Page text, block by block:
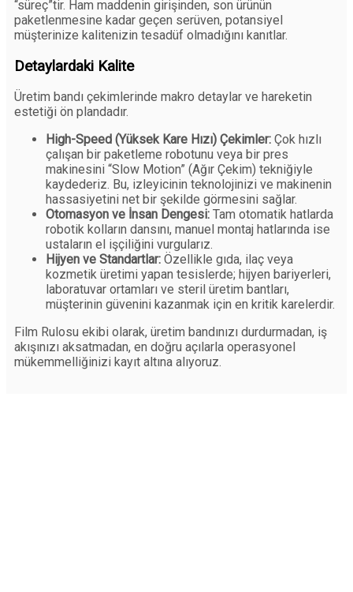
“süreç”tir. Ham maddenin girişinden, son ürünün
paketlenmesine kadar geçen serüven, potansiyel
müşterinize kalitenizin tesadüf olmadığını kanıtlar.
Detaylardaki Kalite
Üretim bandı çekimlerinde makro detaylar ve hareketin
estetiği ön plandadır.
High-Speed (Yüksek Kare Hızı) Çekimler: Çok hızlı
çalışan bir paketleme robotunu veya bir pres
makinesini “Slow Motion” (Ağır Çekim) tekniğiyle
kaydederiz. Bu, izleyicinin teknolojinizi ve makinenin
hassasiyetini net bir şekilde görmesini sağlar.
Otomasyon ve İnsan Dengesi: Tam otomatik hatlarda
robotik kolların dansını, manuel montaj hatlarında ise
ustaların el işçiliğini vurgularız.
Hijyen ve Standartlar: Özellikle gıda, ilaç veya
kozmetik üretimi yapan tesislerde; hijyen bariyerleri,
laboratuvar ortamları ve steril üretim bantları,
müşterinin güvenini kazanmak için en kritik karelerdir.
Film Rulosu ekibi olarak, üretim bandınızı durdurmadan, iş
akışınızı aksatmadan, en doğru açılarla operasyonel
mükemmelliğinizi kayıt altına alıyoruz.